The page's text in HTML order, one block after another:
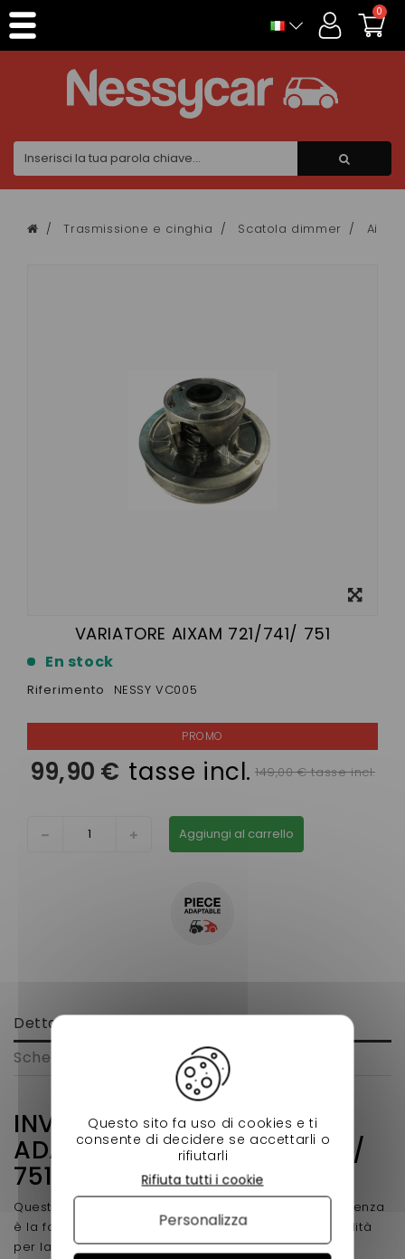
0
Trasmissione e cinghia Scatola dimmer
VARIATORE AIXAM 721/741/ 751
En stock
Riferimento NESSY VC005
99,90 € tasse incl. 149,00 € tasse incl.
Aggiungi al carrello
Dettagli
Scheda tecnica
INVERTER A PONTE
ADATTABILE AIXAM 721/741 /
751
Questo pezzo è adattato aixam 721/741/ 751. La differenza
è la facilità di montaggio ma soprattutto la sua solidità
per la vita della vostra auto senza licenza !!!!!
Pannello di gestione dei cookies
Questo sito fa uso di cookies e ti
consente di decidere se accettarli o
rifiutarli
Rifiuta tutti i cookie
Personalizza